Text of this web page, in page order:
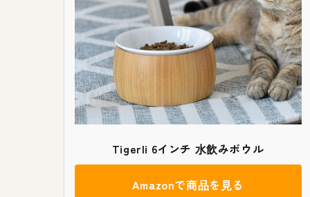
Tigerli 6インチ 水飲みボウル
Amazonで商品を見る